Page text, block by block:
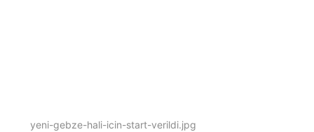
yeni-gebze-hali-icin-start-verildi.jpg